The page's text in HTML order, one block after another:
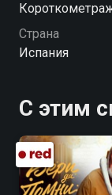
Страна
Испания
С этим